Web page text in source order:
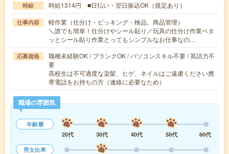
時給 時給1314円 ■日払い・翌日振込OK（規定あり）
仕事内容
軽作業（仕分け・ピッキング・検品、商品管理）
＼誰でも簡単！仕分けやシール貼り／玩具の仕分け作業ペタ
ッとシール貼り作業とってもシンプルなお仕事なの…
応募資格
職種未経験OK / ブランクOK / パソコンスキル不要 / 英語力不
要
高校生は不可過度な染髪、ヒゲ、ネイルはご遠慮ください携
帯電話をお持ちの方（連絡に必要なため）
職場の雰囲気
年齢層
20代
30代 40代 50代
60代
男女比率